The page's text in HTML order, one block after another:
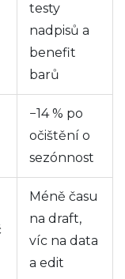
testy
nadpisů a
benefit
barů
−14 % po
očištění o
sezónnost
Méně času
na draft,
víc na data
a edit